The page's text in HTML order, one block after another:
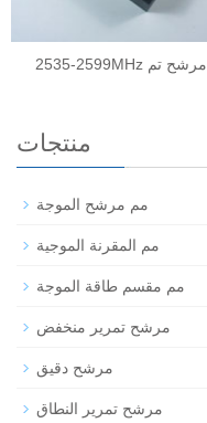
2535-2599MHz مرشح تم
منتجات
مم مرشح الموجة
مم المقرنة الموجية
مم مقسم طاقة الموجة
مرشح تمرير منخفض
مرشح دقيق
مرشح تمرير النطاق